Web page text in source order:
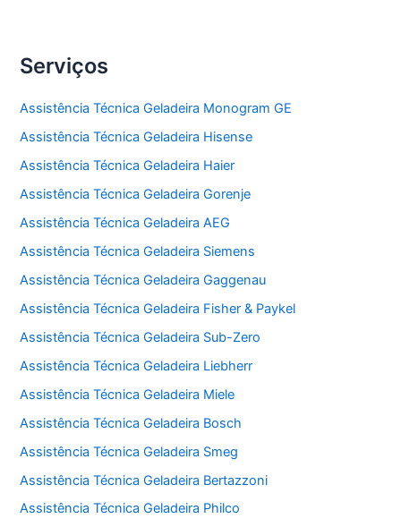
Serviços
Assistência Técnica Geladeira Monogram GE
Assistência Técnica Geladeira Hisense
Assistência Técnica Geladeira Haier
Assistência Técnica Geladeira Gorenje
Assistência Técnica Geladeira AEG
Assistência Técnica Geladeira Siemens
Assistência Técnica Geladeira Gaggenau
Assistência Técnica Geladeira Fisher & Paykel
Assistência Técnica Geladeira Sub-Zero
Assistência Técnica Geladeira Liebherr
Assistência Técnica Geladeira Miele
Assistência Técnica Geladeira Bosch
Assistência Técnica Geladeira Smeg
Assistência Técnica Geladeira Bertazzoni
Assistência Técnica Geladeira Philco